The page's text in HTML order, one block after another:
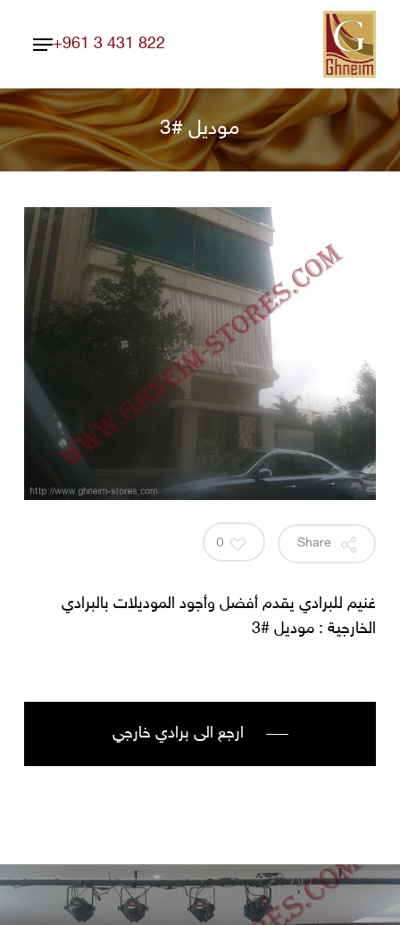
Skip
main
content
+961 3 431 822
Menu
موديل #3
0
غنيم للبرادي يقدم أفضل وأجود الموديلات بالبرادي
الخارجية : موديل #3
ارجع الى برادي خارجي
Close
Menu